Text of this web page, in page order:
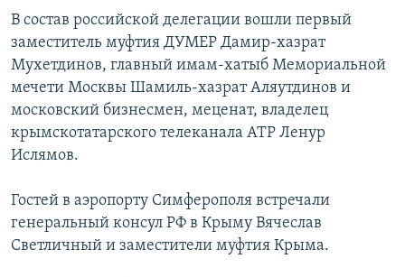
В состав российской делегации вошли первый
заместитель муфтия ДУМЕР Дамир-хазрат
Мухетдинов, главный имам-хатыб Мемориальной
мечети Москвы Шамиль-хазрат Аляутдинов и
московский бизнесмен, меценат, владелец
крымскотатарского телеканала АТР Ленур
Ислямов.
Гостей в аэропорту Симферополя встречали
генеральный консул РФ в Крыму Вячеслав
Светличный и заместители муфтия Крыма.